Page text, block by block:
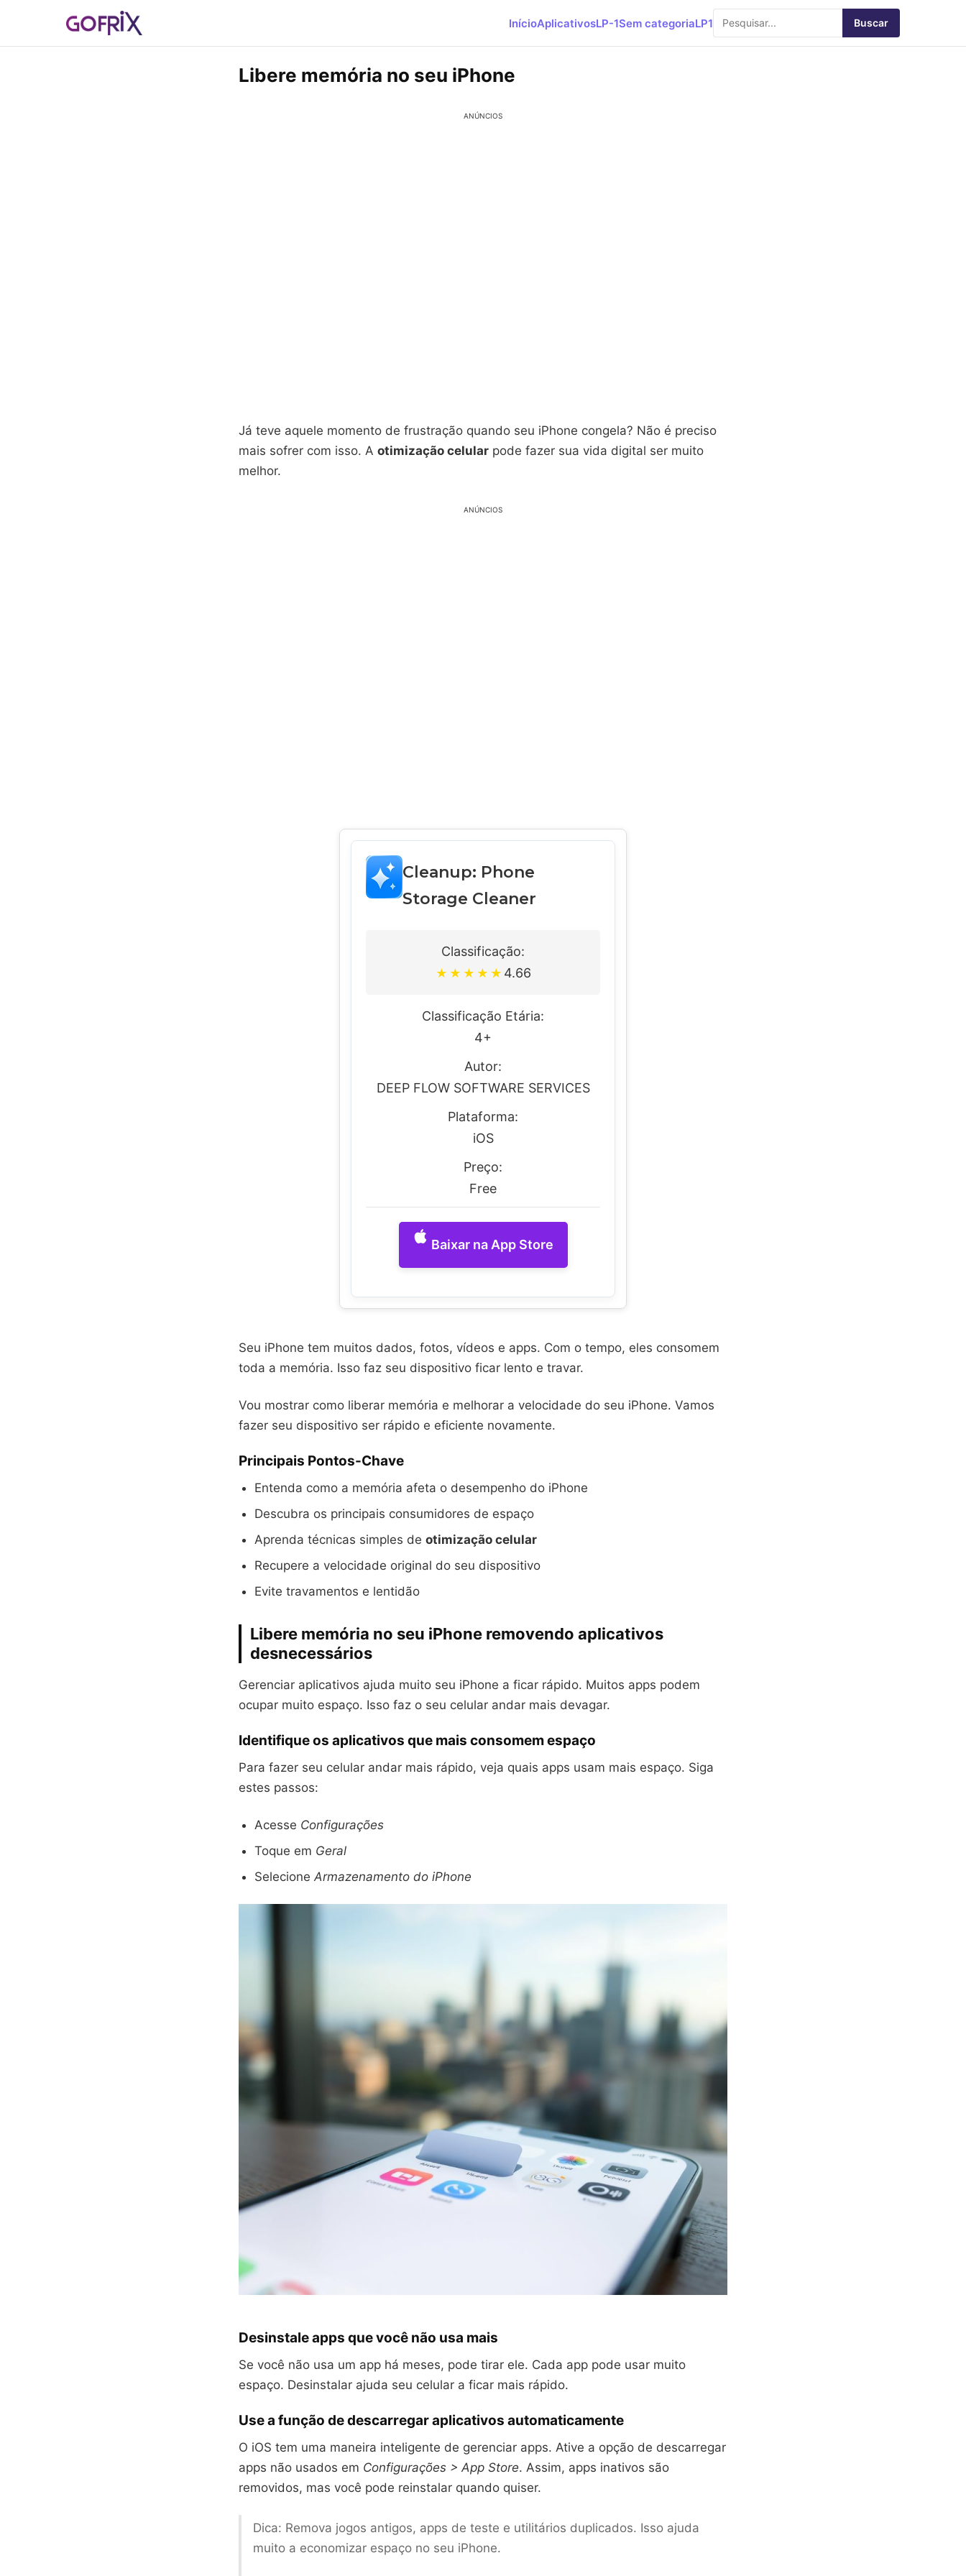
InícioAplicativosLP-1Sem categoriaLP1 Buscar
Libere memória no seu iPhone
ANÚNCIOS
Já teve aquele momento de frustração quando seu iPhone congela? Não é preciso
mais sofrer com isso. A otimização celular pode fazer sua vida digital ser muito
melhor.
ANÚNCIOS
Cleanup: Phone
Storage Cleaner
Classificação:
★ ★ ★ ★ ★ 4.66
Classificação Etária:
4+
Autor:
DEEP FLOW SOFTWARE SERVICES
Plataforma:
iOS
Preço:
Free
Baixar na App Store
Seu iPhone tem muitos dados, fotos, vídeos e apps. Com o tempo, eles consomem
toda a memória. Isso faz seu dispositivo ficar lento e travar.
Vou mostrar como liberar memória e melhorar a velocidade do seu iPhone. Vamos
fazer seu dispositivo ser rápido e eficiente novamente.
Principais Pontos-Chave
Entenda como a memória afeta o desempenho do iPhone
Descubra os principais consumidores de espaço
Aprenda técnicas simples de otimização celular
Recupere a velocidade original do seu dispositivo
Evite travamentos e lentidão
Libere memória no seu iPhone removendo aplicativos
desnecessários
Gerenciar aplicativos ajuda muito seu iPhone a ficar rápido. Muitos apps podem
ocupar muito espaço. Isso faz o seu celular andar mais devagar.
Identifique os aplicativos que mais consomem espaço
Para fazer seu celular andar mais rápido, veja quais apps usam mais espaço. Siga
estes passos:
Acesse Configurações
Toque em Geral
Selecione Armazenamento do iPhone
Desinstale apps que você não usa mais
Se você não usa um app há meses, pode tirar ele. Cada app pode usar muito
espaço. Desinstalar ajuda seu celular a ficar mais rápido.
Use a função de descarregar aplicativos automaticamente
O iOS tem uma maneira inteligente de gerenciar apps. Ative a opção de descarregar
apps não usados em Configurações > App Store. Assim, apps inativos são
removidos, mas você pode reinstalar quando quiser.
Dica: Remova jogos antigos, apps de teste e utilitários duplicados. Isso ajuda
muito a economizar espaço no seu iPhone.